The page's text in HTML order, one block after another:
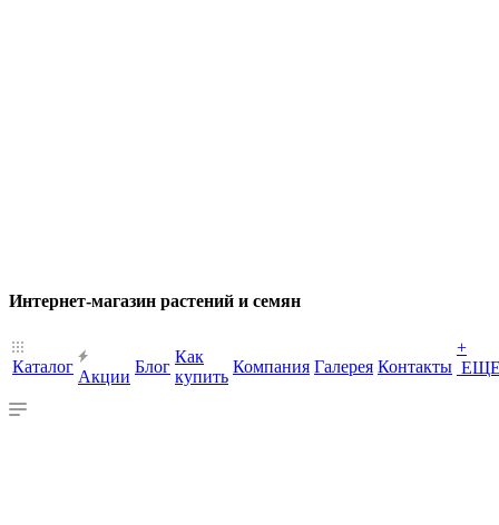
Интернет-магазин растений и семян
Каталог
Акции
Блог
Как
купить
Компания Галерея Контакты
+